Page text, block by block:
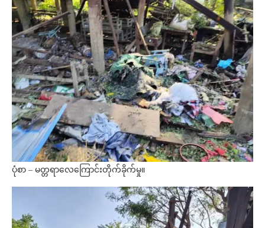
ပုံစာ – မတ္တရာလေကြောင်းတိုက်ခိုက်မှု။